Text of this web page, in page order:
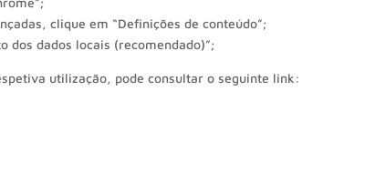
clique em “Definições de conteúdo”;
dos dados locais (recomendado)”;
utilização, pode consultar o seguinte link: